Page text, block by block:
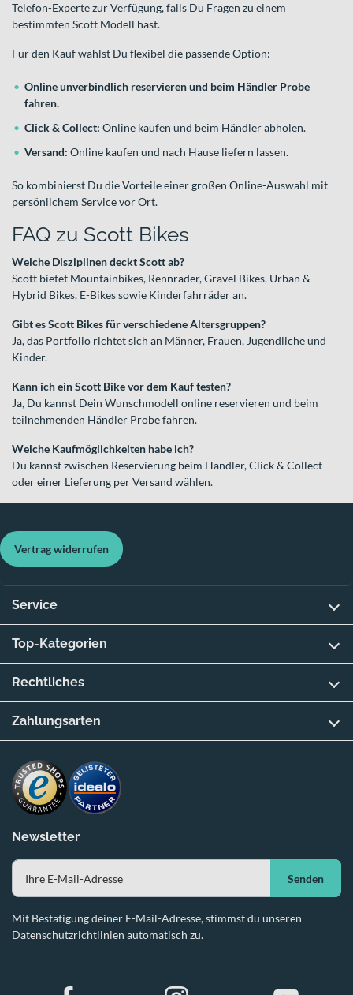
Telefon-Experte zur Verfügung, falls Du Fragen zu einem
bestimmten Scott Modell hast.
Für den Kauf wählst Du flexibel die passende Option:
Online unverbindlich reservieren und beim Händler Probe
fahren.
Click & Collect: Online kaufen und beim Händler abholen.
Versand: Online kaufen und nach Hause liefern lassen.
So kombinierst Du die Vorteile einer großen Online-Auswahl mit
persönlichem Service vor Ort.
FAQ zu Scott Bikes
Welche Disziplinen deckt Scott ab?
Scott bietet Mountainbikes, Rennräder, Gravel Bikes, Urban &
Hybrid Bikes, E-Bikes sowie Kinderfahrräder an.
Gibt es Scott Bikes für verschiedene Altersgruppen?
Ja, das Portfolio richtet sich an Männer, Frauen, Jugendliche und
Kinder.
Kann ich ein Scott Bike vor dem Kauf testen?
Ja, Du kannst Dein Wunschmodell online reservieren und beim
teilnehmenden Händler Probe fahren.
Welche Kaufmöglichkeiten habe ich?
Du kannst zwischen Reservierung beim Händler, Click & Collect
oder einer Lieferung per Versand wählen.
Newsletter
Senden
Mit Bestätigung deiner E-Mail-Adresse, stimmst du unseren
Datenschutzrichtlinien automatisch zu.
Vertrag widerrufen
Service
Top-Kategorien
Rechtliches
Zahlungsarten